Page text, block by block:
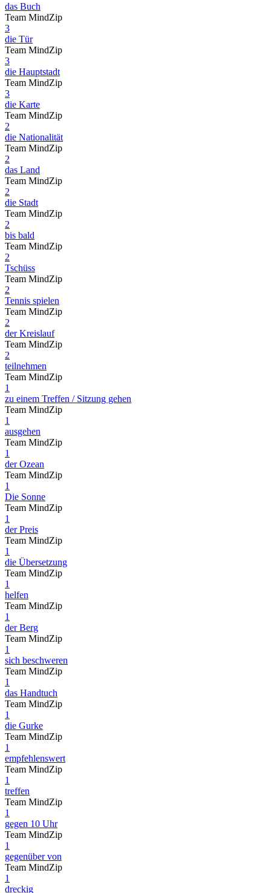
das Buch
Team MindZip
3
die Tür
Team MindZip
3
die Hauptstadt
Team MindZip
3
die Karte
Team MindZip
2
die Nationalität
Team MindZip
2
das Land
Team MindZip
2
die Stadt
Team MindZip
2
bis bald
Team MindZip
2
Tschüss
Team MindZip
2
Tennis spielen
Team MindZip
2
der Kreislauf
Team MindZip
2
teilnehmen
Team MindZip
1
zu einem Treffen / Sitzung gehen
Team MindZip
1
ausgehen
Team MindZip
1
der Ozean
Team MindZip
1
Die Sonne
Team MindZip
1
der Preis
Team MindZip
1
die Übersetzung
Team MindZip
1
helfen
Team MindZip
1
der Berg
Team MindZip
1
sich beschweren
Team MindZip
1
das Handtuch
Team MindZip
1
die Gurke
Team MindZip
1
empfehlenswert
Team MindZip
1
treffen
Team MindZip
1
gegen 10 Uhr
Team MindZip
1
gegenüber von
Team MindZip
1
dreckig